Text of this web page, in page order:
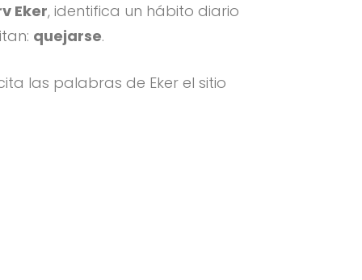
Eker, identifica un hábito diario
quejarse.
las palabras de Eker el sitio